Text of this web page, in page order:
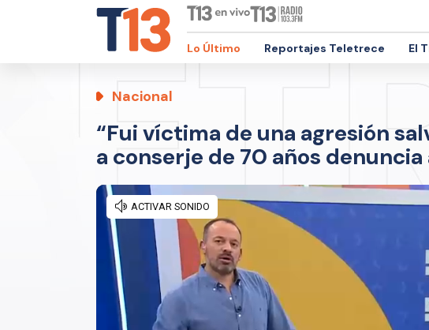
Lo Último Reportajes Teletrece El
Nacional
“Fui víctima de una agresión
a conserje de 70 años